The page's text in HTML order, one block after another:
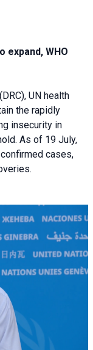
expand, WHO
UN health
the rapidly
insecurity in
As of 19 July,
cases,